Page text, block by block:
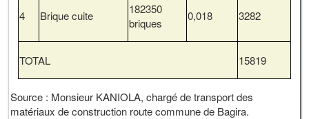
4 Brique cuite
182350
briques
0,018 3282
TOTAL 15819
Source : Monsieur KANIOLA, chargé de transport des
matériaux de construction route commune de Bagira.